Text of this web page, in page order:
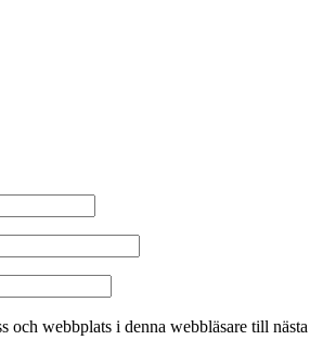
och webbplats i denna webbläsare till